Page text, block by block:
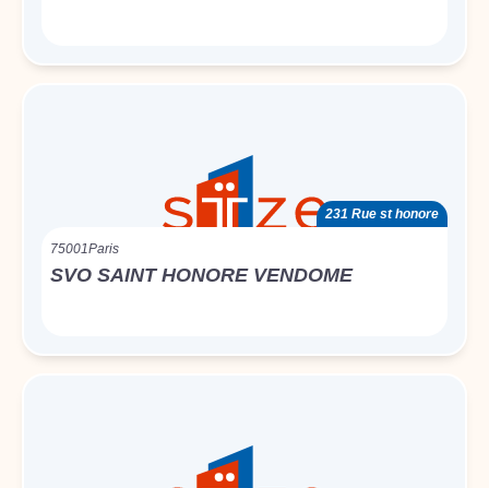
231 Rue st honore
75001Paris
SVO SAINT HONORE VENDOME